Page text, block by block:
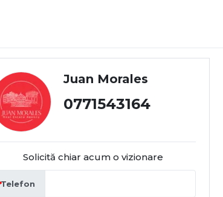
Juan Morales
0771543164
Solicită chiar acum o vizionare
Telefon